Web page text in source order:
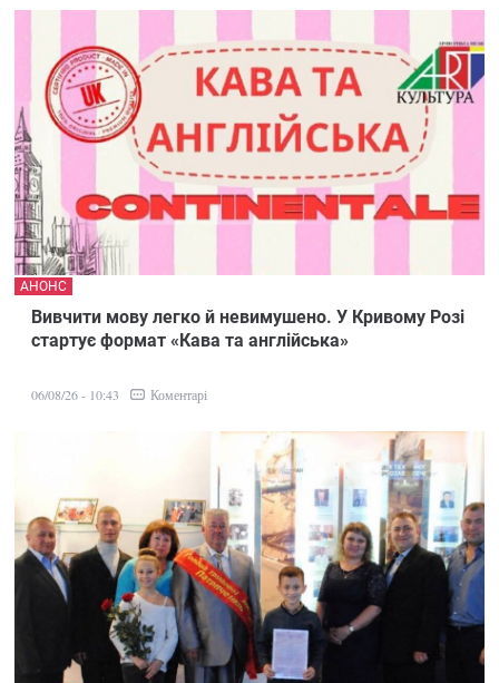
Вивчити мову легко й невимушено. У Кривому Розі
стартує формат «Кава та англійська»
АНОНС
06/08/26 - 10:43 Коментарі